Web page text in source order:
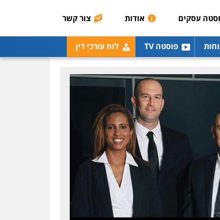
עסקים אודות צור קשר
פוסטה TV לוח עורכי דין
0507120031
עו"ד אייל אביטל
פלילי פשיעה חמורה
מעצרים וחקירות
0544712201
עו"ד בועז קניג
פלילי משפחה כלכלי
0507003001
ויקי שמואל – משרד עו"ד
משפט פלילי
0528959600